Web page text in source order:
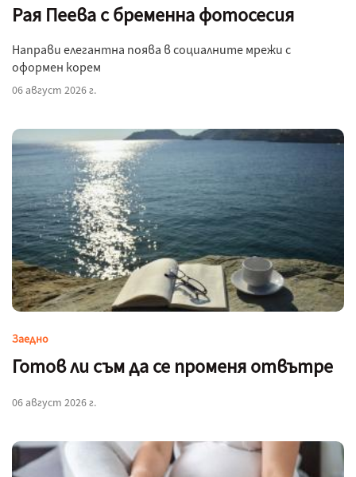
Рая Пеева с бременна фотосесия
Направи елегантна поява в социалните мрежи с
оформен корем
06 август 2026 г.
Заедно
Готов ли съм да се променя отвътре
06 август 2026 г.